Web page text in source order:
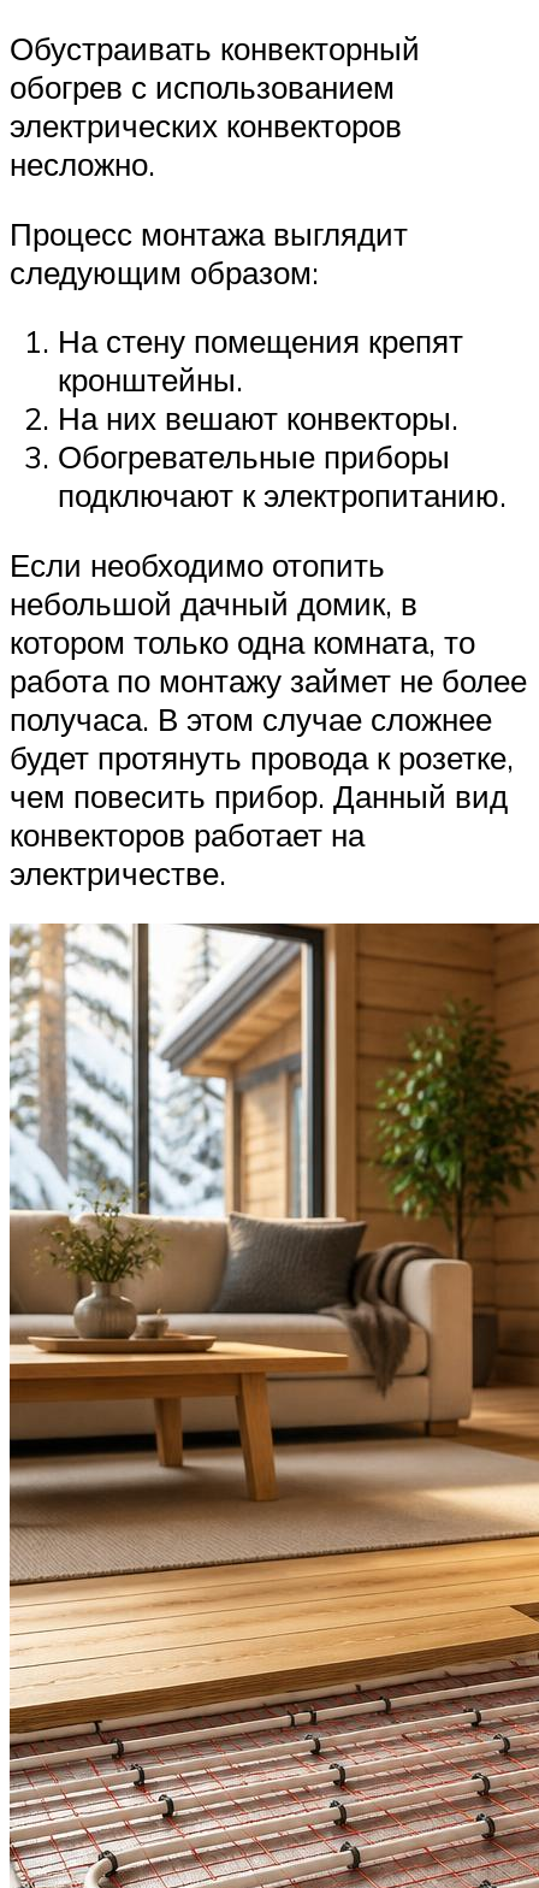
Обустраивать конвекторный
обогрев с использованием
электрических конвекторов
несложно.
Процесс монтажа выглядит
следующим образом:
На стену помещения крепят
кронштейны.
На них вешают конвекторы.
Обогревательные приборы
подключают к электропитанию.
Если необходимо отопить
небольшой дачный домик, в
котором только одна комната, то
работа по монтажу займет не более
получаса. В этом случае сложнее
будет протянуть провода к розетке,
чем повесить прибор. Данный вид
конвекторов работает на
электричестве.